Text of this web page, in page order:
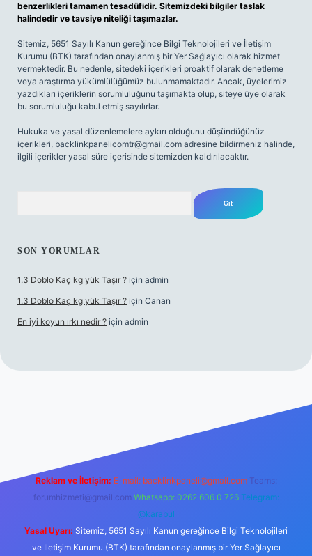
benzerlikleri tamamen tesadüfidir. Sitemizdeki bilgiler taslak
halindedir ve tavsiye niteliği taşımazlar.
Sitemiz, 5651 Sayılı Kanun gereğince Bilgi Teknolojileri ve İletişim
Kurumu (BTK) tarafından onaylanmış bir Yer Sağlayıcı olarak hizmet
vermektedir. Bu nedenle, sitedeki içerikleri proaktif olarak denetleme
veya araştırma yükümlülüğümüz bulunmamaktadır. Ancak, üyelerimiz
yazdıkları içeriklerin sorumluluğunu taşımakta olup, siteye üye olarak
bu sorumluluğu kabul etmiş sayılırlar.
Hukuka ve yasal düzenlemelere aykırı olduğunu düşündüğünüz
içerikleri, backlinkpanelicomtr@gmail.com adresine bildirmeniz halinde,
ilgili içerikler yasal süre içerisinde sitemizden kaldırılacaktır.
SON YORUMLAR
1.3 Doblo Kaç kg yük Taşır ? için admin
1.3 Doblo Kaç kg yük Taşır ? için Canan
En iyi koyun ırkı nedir ? için admin
Reklam ve İletişim: E-mail: backlinkpaneli@gmail.com Teams:
forumhizmeti@gmail.com Whatsapp: 0262 606 0 726 Telegram:
@karabul
Yasal Uyarı: Sitemiz, 5651 Sayılı Kanun gereğince Bilgi Teknolojileri
ve İletişim Kurumu (BTK) tarafından onaylanmış bir Yer Sağlayıcı